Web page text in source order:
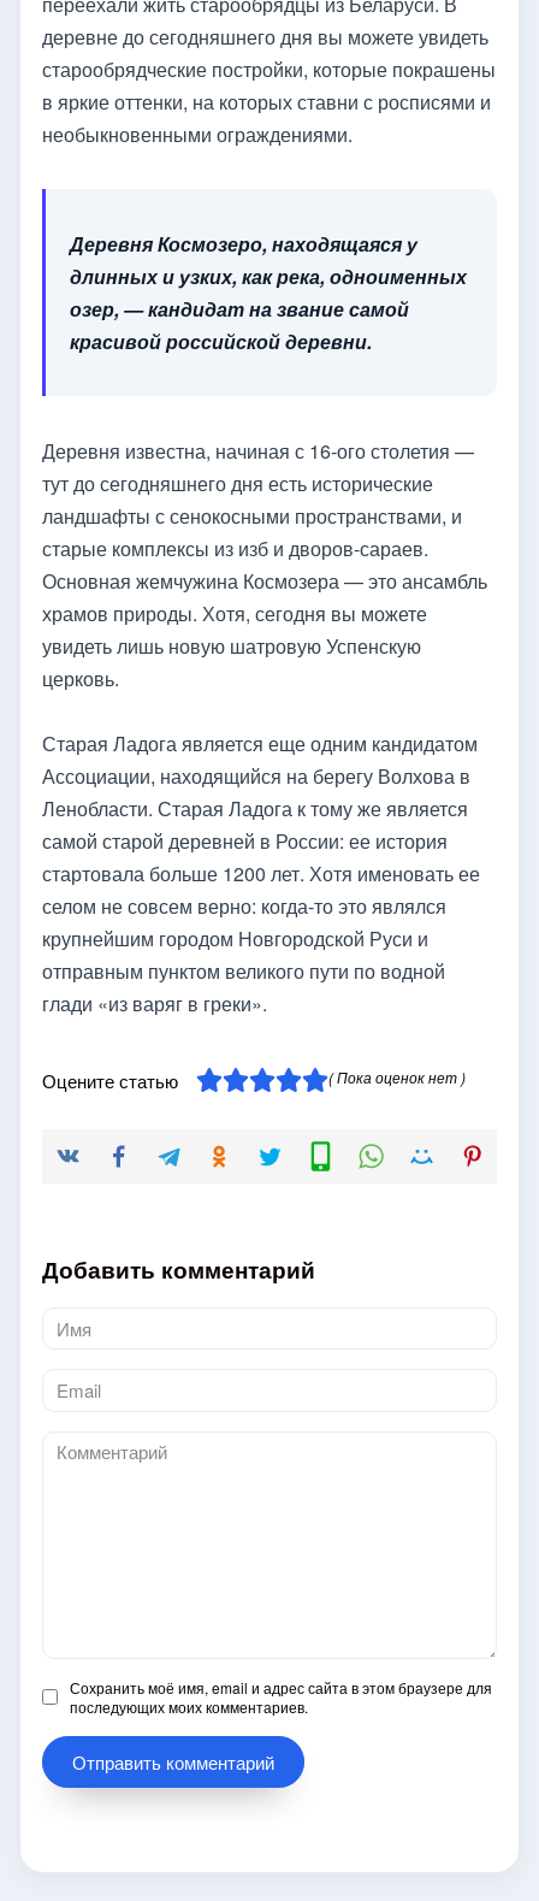
деревне до сегодняшнего дня вы можете увидеть
старообрядческие постройки, которые покрашены
в яркие оттенки, на которых ставни с росписями и
необыкновенными ограждениями.
Деревня Космозеро, находящаяся у
длинных и узких, как река, одноименных
озер, — кандидат на звание самой
красивой российской деревни.
Деревня известна, начиная с 16-ого столетия —
тут до сегодняшнего дня есть исторические
ландшафты с сенокосными пространствами, и
старые комплексы из изб и дворов-сараев.
Основная жемчужина Космозера — это ансамбль
храмов природы. Хотя, сегодня вы можете
увидеть лишь новую шатровую Успенскую
церковь.
Старая Ладога является еще одним кандидатом
Ассоциации, находящийся на берегу Волхова в
Ленобласти. Старая Ладога к тому же является
самой старой деревней в России: ее история
стартовала больше 1200 лет. Хотя именовать ее
селом не совсем верно: когда-то это являлся
крупнейшим городом Новгородской Руси и
отправным пунктом великого пути по водной
глади «из варяг в греки».
Оцените статью ( Пока оценок нет )
Добавить комментарий
Имя
*
Email
*
Комментарий
Сохранить моё имя, email и адрес сайта в этом браузере для
последующих моих комментариев.